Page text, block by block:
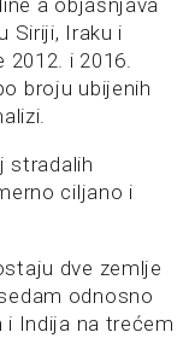
a objašnjava
Siriji, Iraku i
i 2016.
broju ubijenih
stradalih
ciljano i
dve zemlje
odnosno
i Indija na trećem